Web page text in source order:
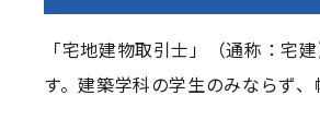
「宅地建物取引士」（通称：宅
す。建築学科の学生のみならず